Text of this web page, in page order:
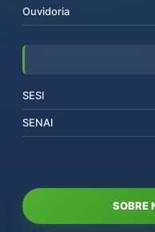
Ouvidoria
SESI
SENAI
SOBRE